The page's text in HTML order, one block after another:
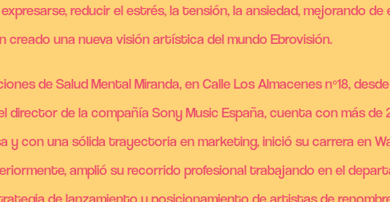
reducir el estrés, la tensión, la ansiedad, mejorando de
creado una nueva visión artística del mundo Ebrovisión.
de Salud Mental Miranda, en Calle Los Almacenes nº18,
director de la compañía Sony Music España, cuenta con más de
y con una sólida trayectoria en marketing, inició su carrera en
amplió su recorrido profesional trabajando en el
de lanzamiento y posicionamiento de artistas de